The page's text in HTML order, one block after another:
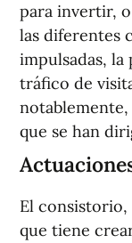
para invertir,
las diferentes
impulsadas, la
tráfico de
notablemente,
que se han
El
que tiene